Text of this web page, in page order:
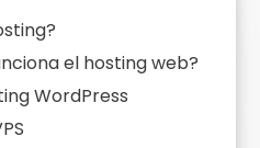
el hosting web?
WordPress